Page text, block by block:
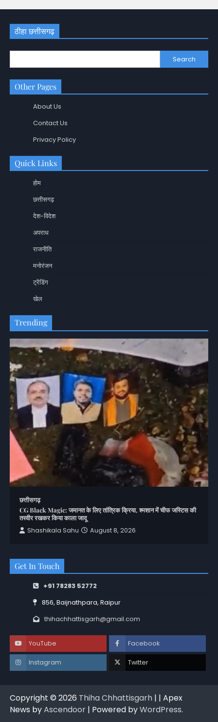
ठीहा छत्तीसगढ़
Search
Other Pages
About Us
Contact Us
Privacy Policy
Quick Links
होम
छत्तीसगढ़
देश-विदेश
अपराध
राजनीति
मनोरंजन
ट्रेंडिंग
खेल
Trending
छत्तीसगढ़
CG Black Magic: जमानत के लिए तांत्रिक क्रिया, श्मशान में चीफ जस्टिस की
तस्वीर रखकर किया काला जादू
Shashikala Sahu
August 8, 2026
Get In Touch
+91 78283 52772
856, Baijnathpara, Raipur
thihachhattisgarh@gmail.com
YouTube Facebook
Instagram Twitter
Copyright © 2026 Thiha Chhattisgarh | | Apex
News byAscendoor | Powered byWordPress.